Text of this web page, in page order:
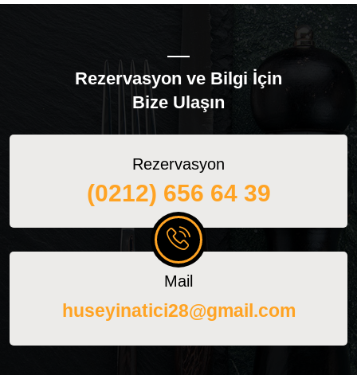
Rezervasyon ve Bilgi İçin
Bize Ulaşın
Rezervasyon
(0212) 656 64 39
Mail
huseyinatici28@gmail.com